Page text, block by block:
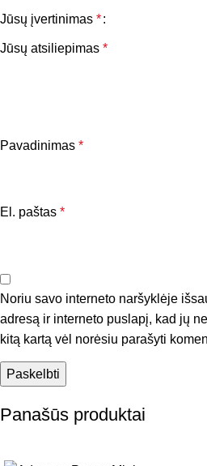
Jūsų įvertinimas *
Jūsų atsiliepimas *
Pavadinimas *
El. paštas *
Noriu savo interneto naršyklėje
adresą ir interneto puslapį, kad jų
kitą kartą vėl norėsiu parašyti
Panašūs produktai